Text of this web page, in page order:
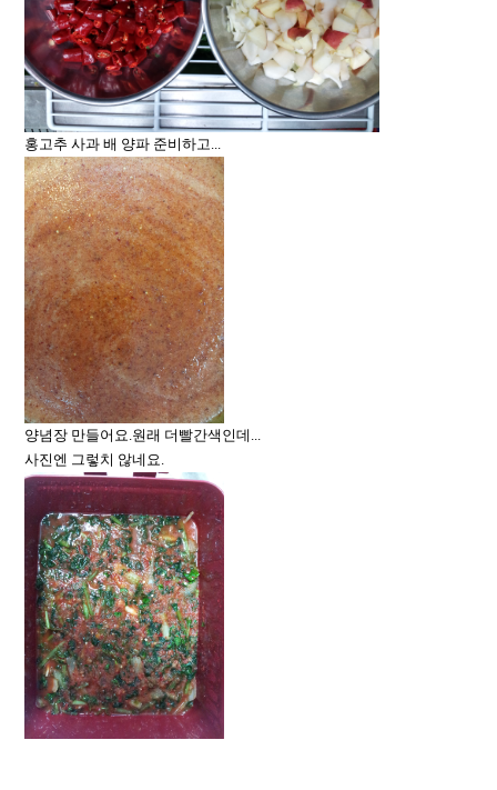
홍고추 사과 배 양파 준비하고...
양념장 만들어요.원래 더빨간색인데...
사진엔 그렇치 않네요.